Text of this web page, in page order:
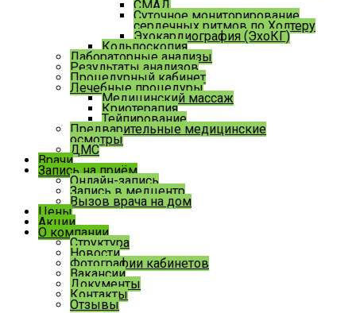
СМАД
Суточное мониторирование
сердечных ритмов по Холтеру
Эхокардиография (ЭхоКГ)
Кольпоскопия
Лабораторные анализы
Результаты анализов
Процедурный кабинет
Лечебные процедуры
Медицинский массаж
Криотерапия
Тейпирование
Предварительные медицинские
осмотры
ДМС
Врачи
Запись на приём
Онлайн-запись
Запись в медцентр
Вызов врача на дом
Цены
Акции
О компании
Структура
Новости
Фотографии кабинетов
Вакансии
Документы
Контакты
Отзывы